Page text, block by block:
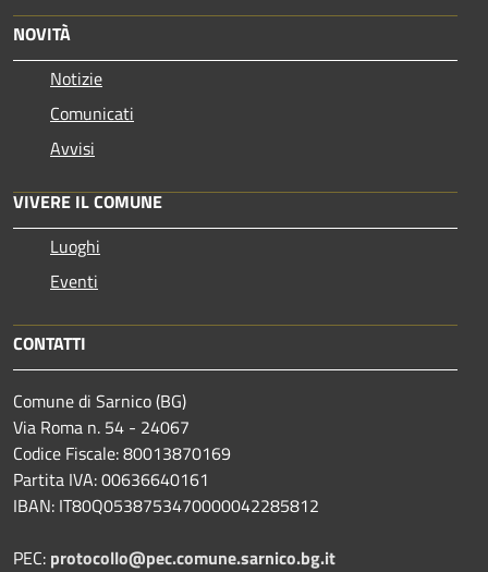
NOVITÀ
Notizie
Comunicati
Avvisi
VIVERE IL COMUNE
Luoghi
Eventi
CONTATTI
Comune di Sarnico (BG)
Via Roma n. 54 - 24067
Codice Fiscale: 80013870169
Partita IVA: 00636640161
IBAN: IT80Q0538753470000042285812
PEC: protocollo@pec.comune.sarnico.bg.it